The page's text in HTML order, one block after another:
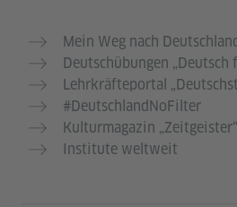
Mein Weg nach
Deutschübungen „Deutsch
Lehrkräfteportal
#DeutschlandNoFilter
Kulturmagazin „Zeitgeister“
Institute weltweit